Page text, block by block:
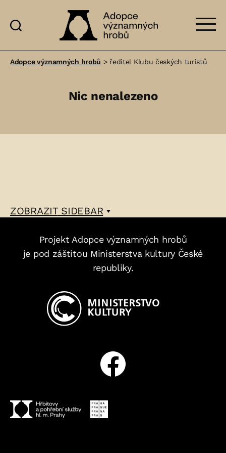
významných
Adopce významných hrobů > ředitel Klubu českých turistů
Nic nenalezeno
ZOBRAZITSIDEBAR
Projekt Adopce významných hrobů
je pod záštitou Ministerstva kultury České
republiky.
Facebook